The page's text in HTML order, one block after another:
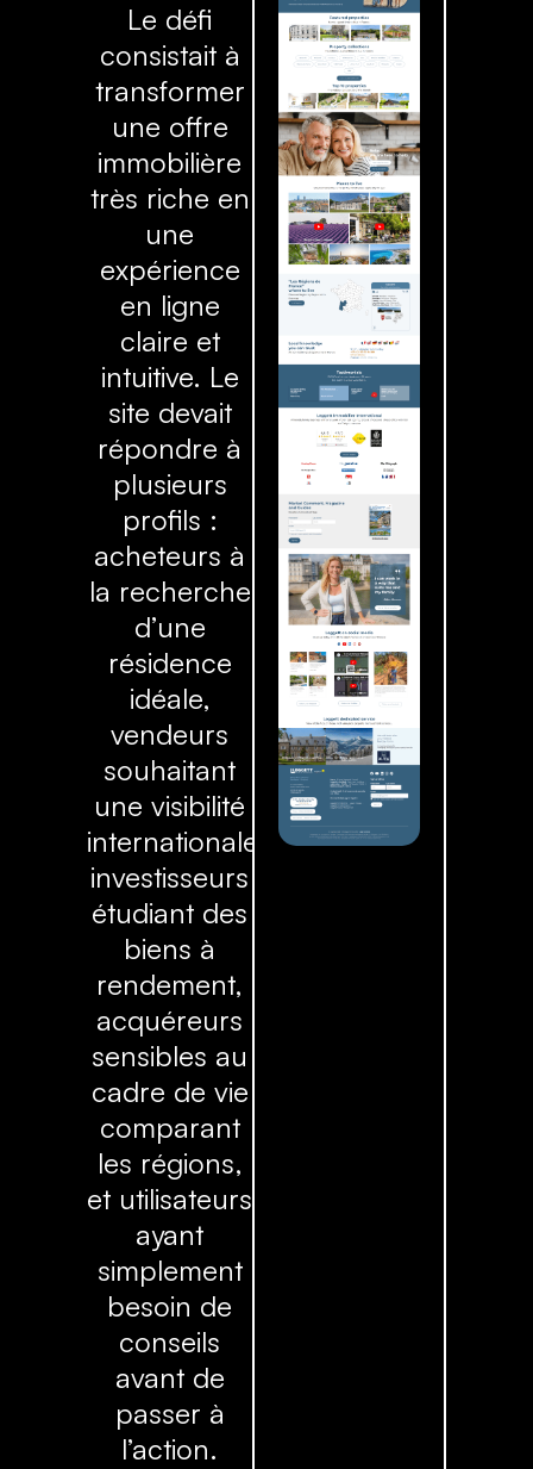
Le défi
consistait à
transformer
une offre
immobilière
très riche en
une
expérience
en ligne
claire et
intuitive. Le
site devait
répondre à
plusieurs
profils :
acheteurs à
la recherche
d’une
résidence
idéale,
vendeurs
souhaitant
une visibilité
internationale,
investisseurs
étudiant des
biens à
rendement,
acquéreurs
sensibles au
cadre de vie
comparant
les régions,
et utilisateurs
ayant
simplement
besoin de
conseils
avant de
passer à
l’action.